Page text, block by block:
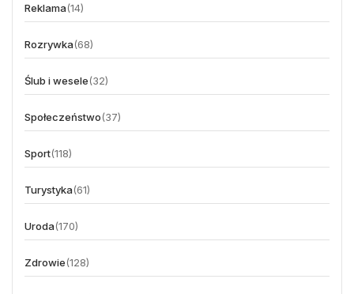
Reklama(14)
Rozrywka(68)
Ślub i wesele(32)
Społeczeństwo(37)
Sport(118)
Turystyka(61)
Uroda(170)
Zdrowie(128)